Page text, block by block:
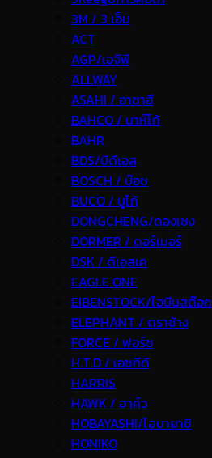
3M / 3 เอ็ม
ACT
AGP/เอจีพี
ALLWAY
ASAHI / อาซาฮี
BAHCO / บาห์โก้
BAHR
BDS/บีดีเอส
BOSCH / บ๊อช
BUCO / บูโก้
DONGCHENG/ดองเชง
DORMER / ดอร์เมอร์
DSK / ดีเอสเค
EAGLE ONE
EIBENSTOCK/ไอบีนสต๊อก
ELEPHANT / ตราช้าง
FORCE / ฟอร์ช
H.T.D / เอชทีดี
HARRIS
HAWK / ฮาค์ว
HOBAYASHI/โฮบายาชิ
HONIKO